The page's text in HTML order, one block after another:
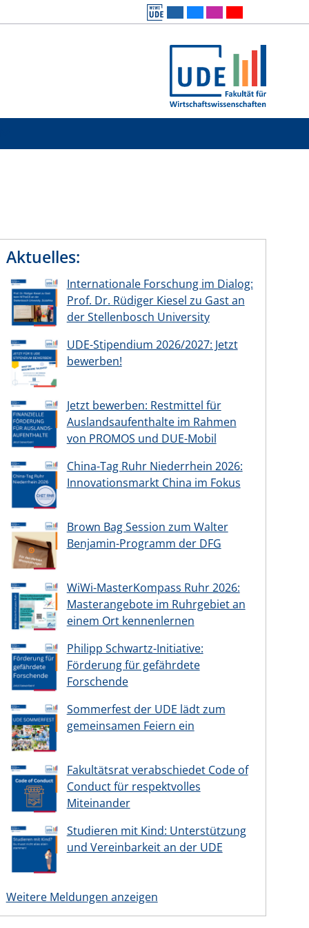
Aktuelles:
Internationale Forschung im Dialog:
Prof. Dr. Rüdiger Kiesel zu Gast an
der Stellenbosch University
UDE-Stipendium 2026/2027: Jetzt
bewerben!
Jetzt bewerben: Restmittel für
Auslandsaufenthalte im Rahmen
von PROMOS und DUE-Mobil
China-Tag Ruhr Niederrhein 2026:
Innovationsmarkt China im Fokus
Brown Bag Session zum Walter
Benjamin-Programm der DFG
WiWi-MasterKompass Ruhr 2026:
Masterangebote im Ruhrgebiet an
einem Ort kennenlernen
Philipp Schwartz-Initiative:
Förderung für gefährdete
Forschende
Sommerfest der UDE lädt zum
gemeinsamen Feiern ein
Fakultätsrat verabschiedet Code of
Conduct für respektvolles
Miteinander
Studieren mit Kind: Unterstützung
und Vereinbarkeit an der UDE
Weitere Meldungen anzeigen